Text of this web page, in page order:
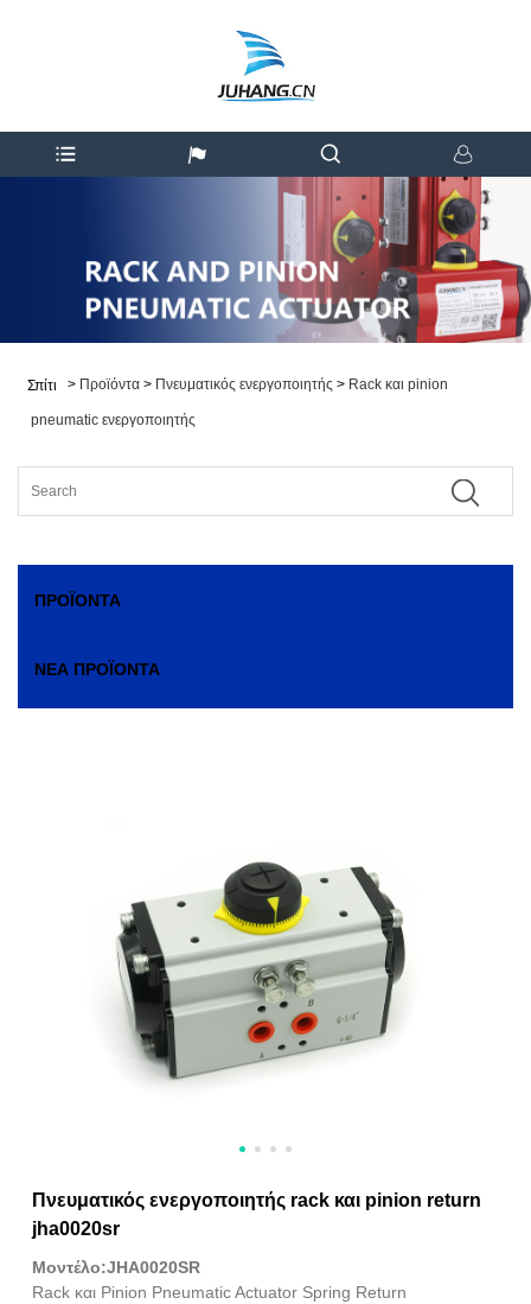
Σπίτι > Προϊόντα > Πνευματικός ενεργοποιητής > Rack και pinion
pneumatic ενεργοποιητής
ΠΡΟΪΌΝΤΑ
ΝΈΑ ΠΡΟΪΌΝΤΑ
Πνευματικός ενεργοποιητής rack και pinion return
jha0020sr
Μοντέλο:JHA0020SR
Rack και Pinion Pneumatic Actuator Spring Return